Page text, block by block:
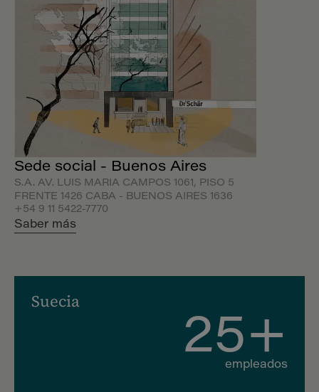
Sede social - Buenos Aires
S.A. AV. LUIS MARIA CAMPOS 1061, PISO 5
FRENTE 1426 CABA - BUENOS AIRES 1636
+54 9 11 5422-7770
Saber más
Suecia
25+
empleados